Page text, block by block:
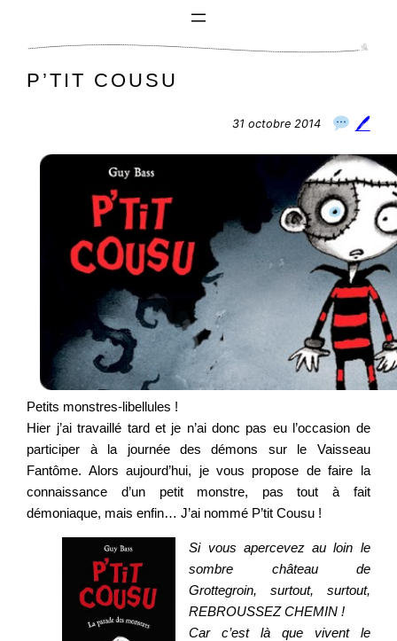
P’TIT COUSU
31 octobre 2014 🖊
Petits monstres-libellules !
Hier j’ai travaillé tard et je n’ai donc pas eu l’occasion de
participer à la journée des démons sur le Vaisseau
Fantôme. Alors aujourd’hui, je vous propose de faire la
connaissance d’un petit monstre, pas tout à fait
démoniaque, mais enfin… J’ai nommé P’tit Cousu !
Si vous apercevez au loin le
sombre château de
Grottegroin, surtout, surtout,
REBROUSSEZ CHEMIN !
Car c’est là que vivent le